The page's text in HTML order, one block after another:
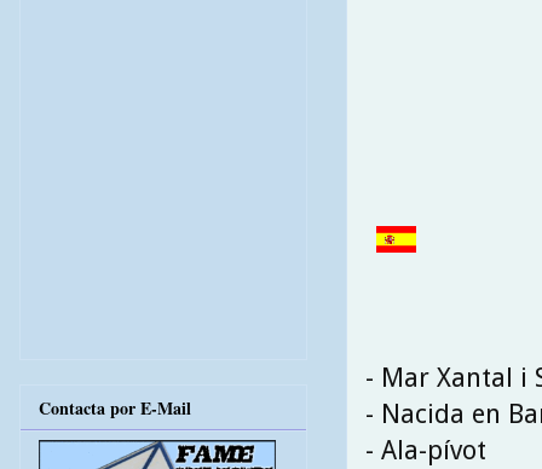
- Mar Xantal i
- Nacida en
- Ala-pívot
Contacta por E-Mail